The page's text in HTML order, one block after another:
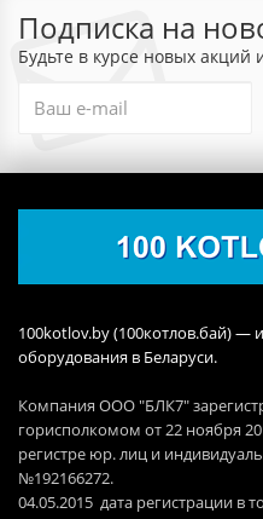
Подписка на
Будьте в курсе новых
100kotlov.by (100котлов.бай) —
оборудования в Беларуси.
Компания ООО "БЛК7"
горисполкомом от 22 ноября
регистре юр. лиц и
№192166272.
04.05.2015 дата регистрации в